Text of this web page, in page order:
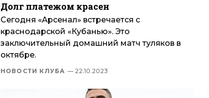
Долг платежом красен
Сегодня «Арсенал» встречается с
краснодарской «Кубанью». Это
заключительный домашний матч туляков в
октябре.
НОВОСТИ КЛУБА — 22.10.2023